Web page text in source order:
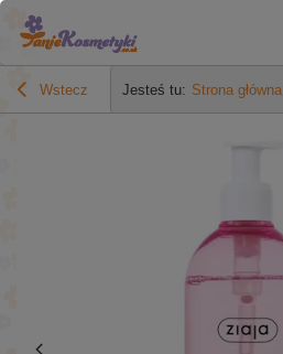
Wstecz Jesteś tu: Strona główna